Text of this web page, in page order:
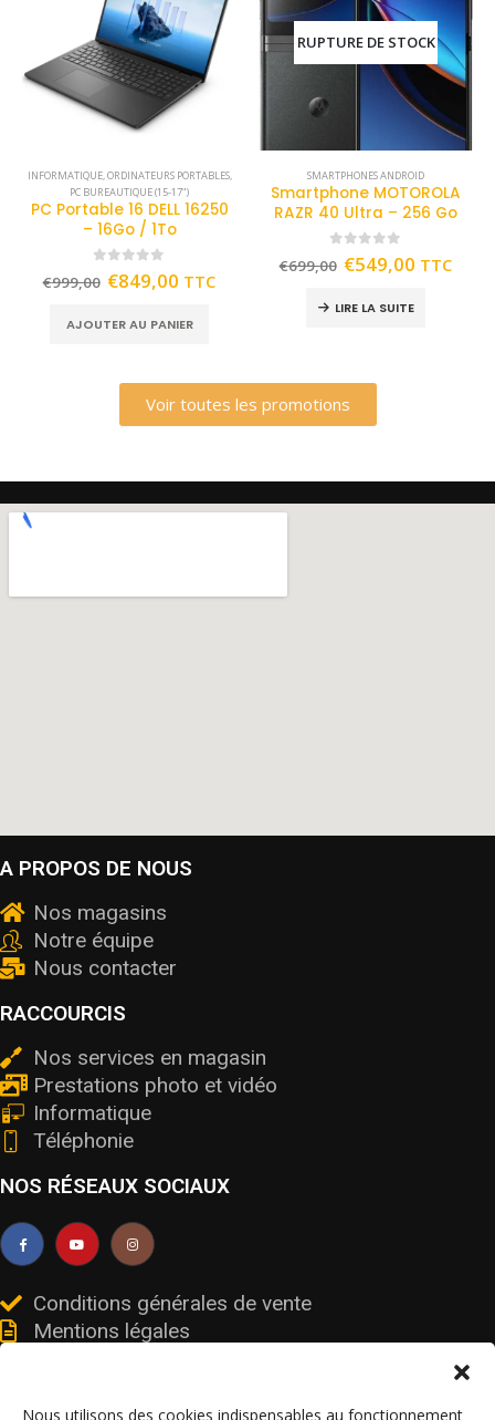
Nous utilisons des cookies indispensables au fonctionnement
INFORMATIQUE,ORDINATEURS PORTABLES,
PC BUREAUTIQUE (15-17")
PC Portable 16 DELL 16250
– 16Go / 1To
out of 5
€999,00 €849,00 TTC
AJOUTER AU PANIER
RUPTURE DE STOCK
SMARTPHONES ANDROID
Smartphone MOTOROLA
RAZR 40 Ultra – 256 Go
out of 5
€699,00 €549,00 TTC
LIRE LA SUITE
Voir toutes les promotions
A PROPOS DE NOUS
Nos magasins
Notre équipe
Nous contacter
RACCOURCIS
Nos services en magasin
Prestations photo et vidéo
Informatique
Téléphonie
NOS RÉSEAUX SOCIAUX
Conditions générales de vente
Mentions légales